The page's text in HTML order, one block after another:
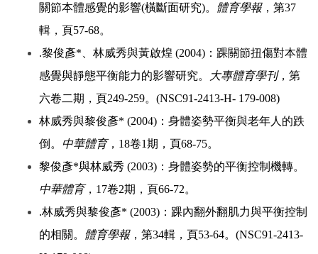
關節本體感覺的影響(橫斷面研究)。
體育學報，第37
輯，頁57-68。
.黎俊彥*、林威秀與黃啟煌 (2004)：踝關節扭傷對本體
感覺與靜態平衡能力的影響研究。
大專體育學刊，第
六卷二期，頁249-259。(NSC91-2413-H- 179-008)
林威秀與黎俊彥* (2004)：身體姿勢平衡與老年人的跌
倒。 中華體育，18卷1期，頁68-75。
黎俊彥*與林威秀 (2003)：身體姿勢的平衡控制機轉。
中華體育，17卷2期，頁66-72。
.林威秀與黎俊彥* (2003)：踝內翻外翻肌力與平衡控制
的相關。
體育學報，第34輯，頁53-64。(NSC91-2413-